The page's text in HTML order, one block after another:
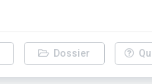
Dossier